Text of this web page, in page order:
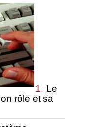
1. Le
rôle et sa